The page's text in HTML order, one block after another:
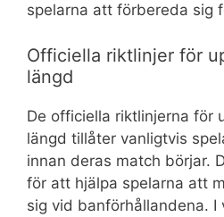
spelarna att förbereda sig
Officiella riktlinjer för
längd
De officiella riktlinjerna för
längd tillåter vanligtvis
innan deras match börjar.
för att hjälpa spelarna att
sig vid banförhållandena. I